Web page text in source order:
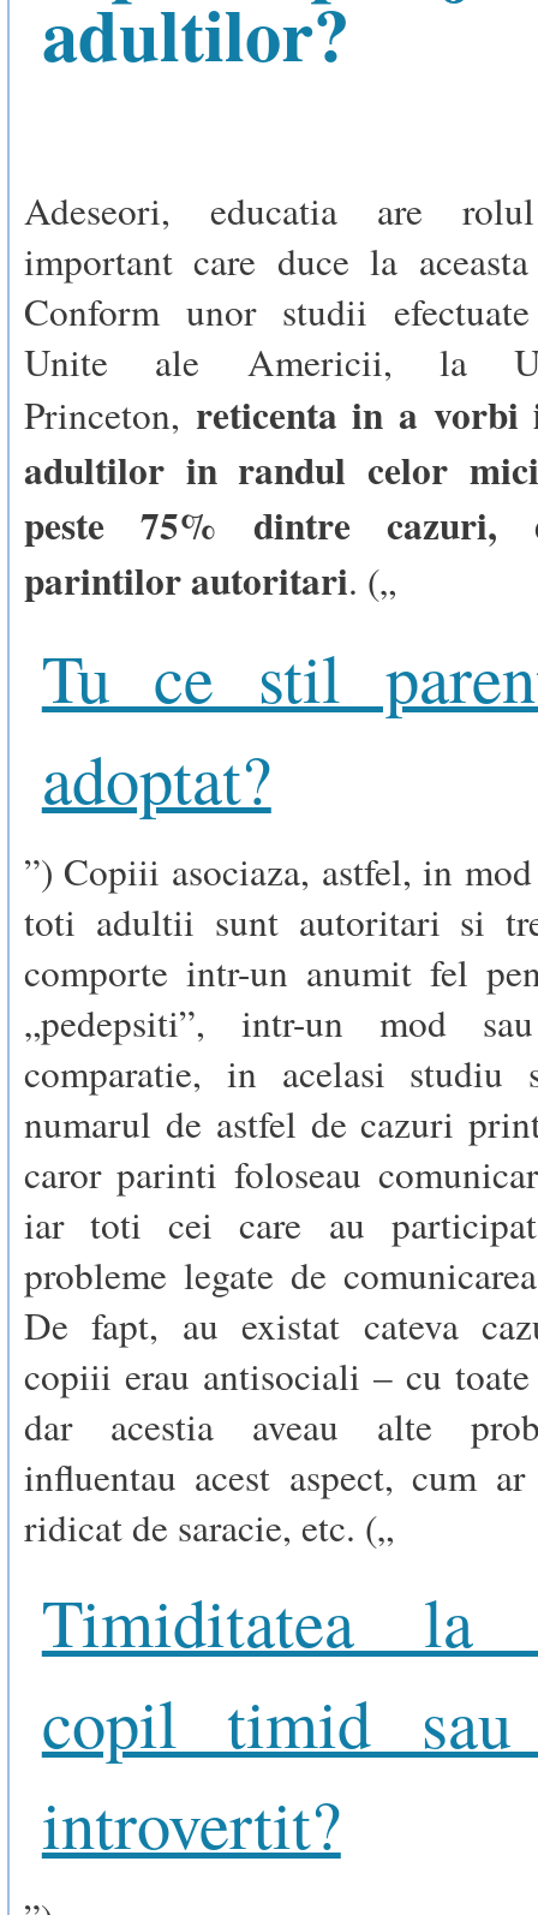
adultilor?
Adeseori, educatia are
important care duce la
Conform unor studii
Unite ale Americii, la
Princeton, reticenta in a vorbi
adultilor in randul celor
peste 75% dintre cazuri,
parintilor autoritari. („
Tu ce stil
adoptat?
”) Copiii asociaza, astfel, in
toti adultii sunt autoritari si
comporte intr-un anumit fel
„pedepsiti”, intr-un mod
comparatie, in acelasi studiu
numarul de astfel de cazuri
caror parinti foloseau
iar toti cei care au
probleme legate de
De fapt, au existat cateva
copiii erau antisociali – cu toate
dar acestia aveau alte
influentau acest aspect, cum
ridicat de saracie, etc. („
Timiditatea la
copil timid
introvertit?